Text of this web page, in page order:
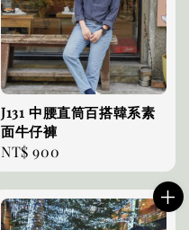
J131 中腰直筒百搭韓系素
面牛仔褲
Regular
price
NT$ 900